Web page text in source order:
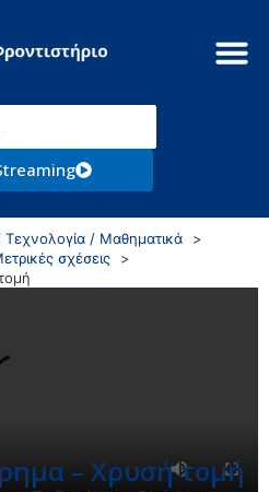
Τεχνολογία / Μαθηματικά
σχέσεις
– Χρυσή τομή